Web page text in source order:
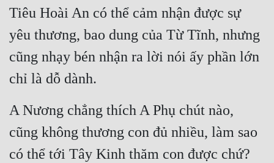
Phương Tây
Phản Phái
Sảng Văn
Tiêu Hoài An có thể cảm nhận được sự
yêu thương, bao dung của Từ Tĩnh, nhưng
cũng nhạy bén nhận ra lời nói ấy phần lớn
chỉ là dỗ dành.
A Nương chẳng thích A Phụ chút nào,
cũng không thương con đủ nhiều, làm sao
có thể tới Tây Kinh thăm con được chứ?